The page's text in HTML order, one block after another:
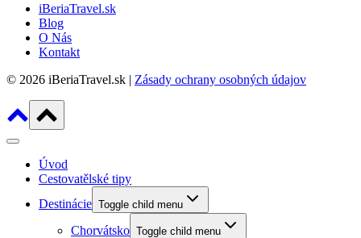
iBeriaTravel.sk
Blog
O Nás
Kontakt
© 2026 iBeriaTravel.sk | Zásady ochrany osobných údajov
Úvod
Cestovatělské tipy
Destinácie Toggle child menu
Chorvátsko Toggle child menu